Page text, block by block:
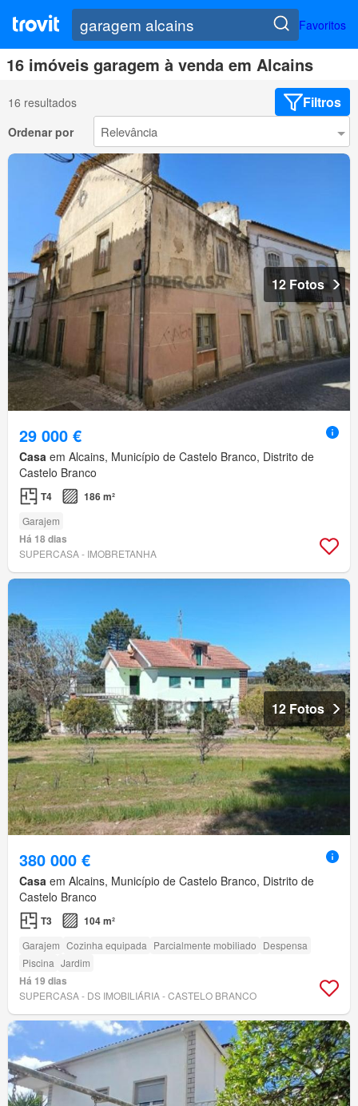
Favoritos
16 imóveis garagem à venda em Alcains
16 resultados Filtros
Ordenar por
12 Fotos
29 000 €
Casa em Alcains, Município de Castelo Branco, Distrito de
Castelo Branco
T4 186 m²
Garajem
Há 18 dias
SUPERCASA - IMOBRETANHA
12 Fotos
380 000 €
Casa em Alcains, Município de Castelo Branco, Distrito de
Castelo Branco
T3 104 m²
Garajem Cozinha equipada Parcialmente mobiliado Despensa
Piscina Jardim
Há 19 dias
SUPERCASA - DS IMOBILIÁRIA - CASTELO BRANCO